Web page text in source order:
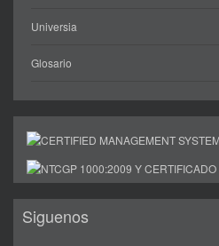
Universia
Glosario
Siguenos